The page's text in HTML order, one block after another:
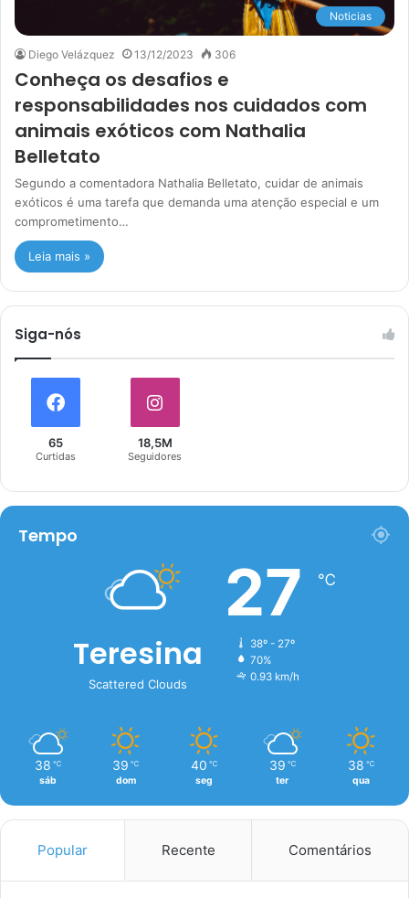
Noticias
Diego Velázquez 13/12/2023 306
Conheça os desafios e
responsabilidades nos cuidados com
animais exóticos com Nathalia
Belletato
Segundo a comentadora Nathalia Belletato, cuidar de animais
exóticos é uma tarefa que demanda uma atenção especial e um
comprometimento…
Leia mais »
Siga-nós
65
Curtidas
18,5M
Seguidores
Tempo
Teresina
Scattered Clouds
27 ℃
38º - 27º
70%
0.93 km/h
38 ℃
sáb
39 ℃
dom
40 ℃
seg
39 ℃
ter
38 ℃
qua
Popular Recente Comentários